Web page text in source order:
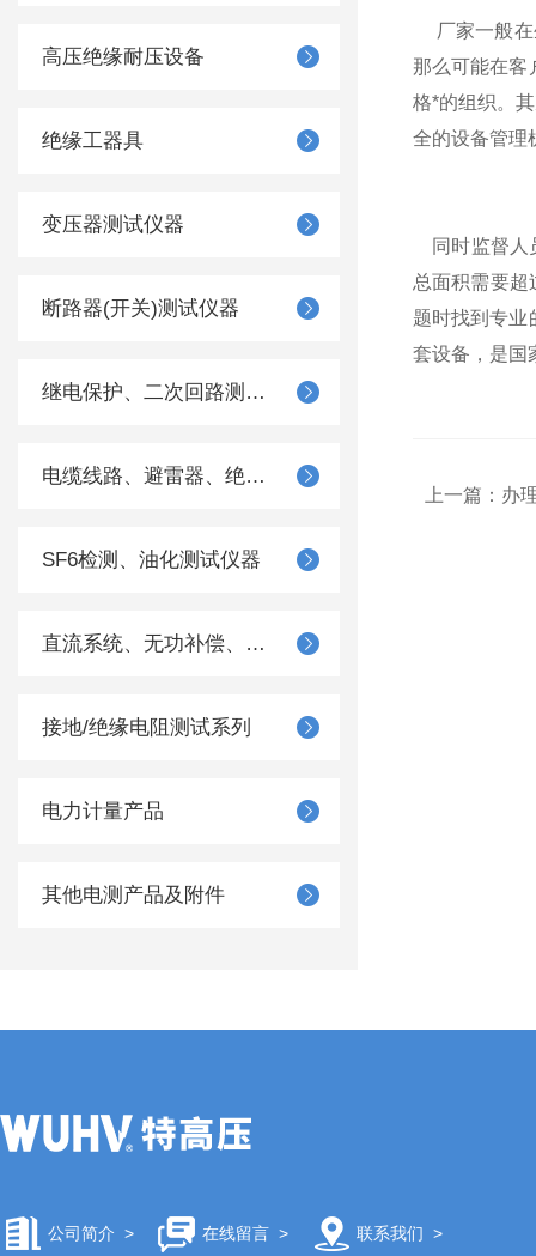
高压绝缘耐压设备
绝缘工器具
变压器测试仪器
断路器(开关)测试仪器
继电保护、二次回路测试仪器
电缆线路、避雷器、绝缘子测试仪器
SF6检测、油化测试仪器
直流系统、无功补偿、电池电机检测仪器
接地/绝缘电阻测试系列
电力计量产品
其他电测产品及附件
厂家一般在
那么可能在客
格*的组织。
全的设备管理
同时监督人
总面积需要
题时找到专业
套设备，是国
上一篇： 办
公司简介 > 在线留言> 联系我们 >